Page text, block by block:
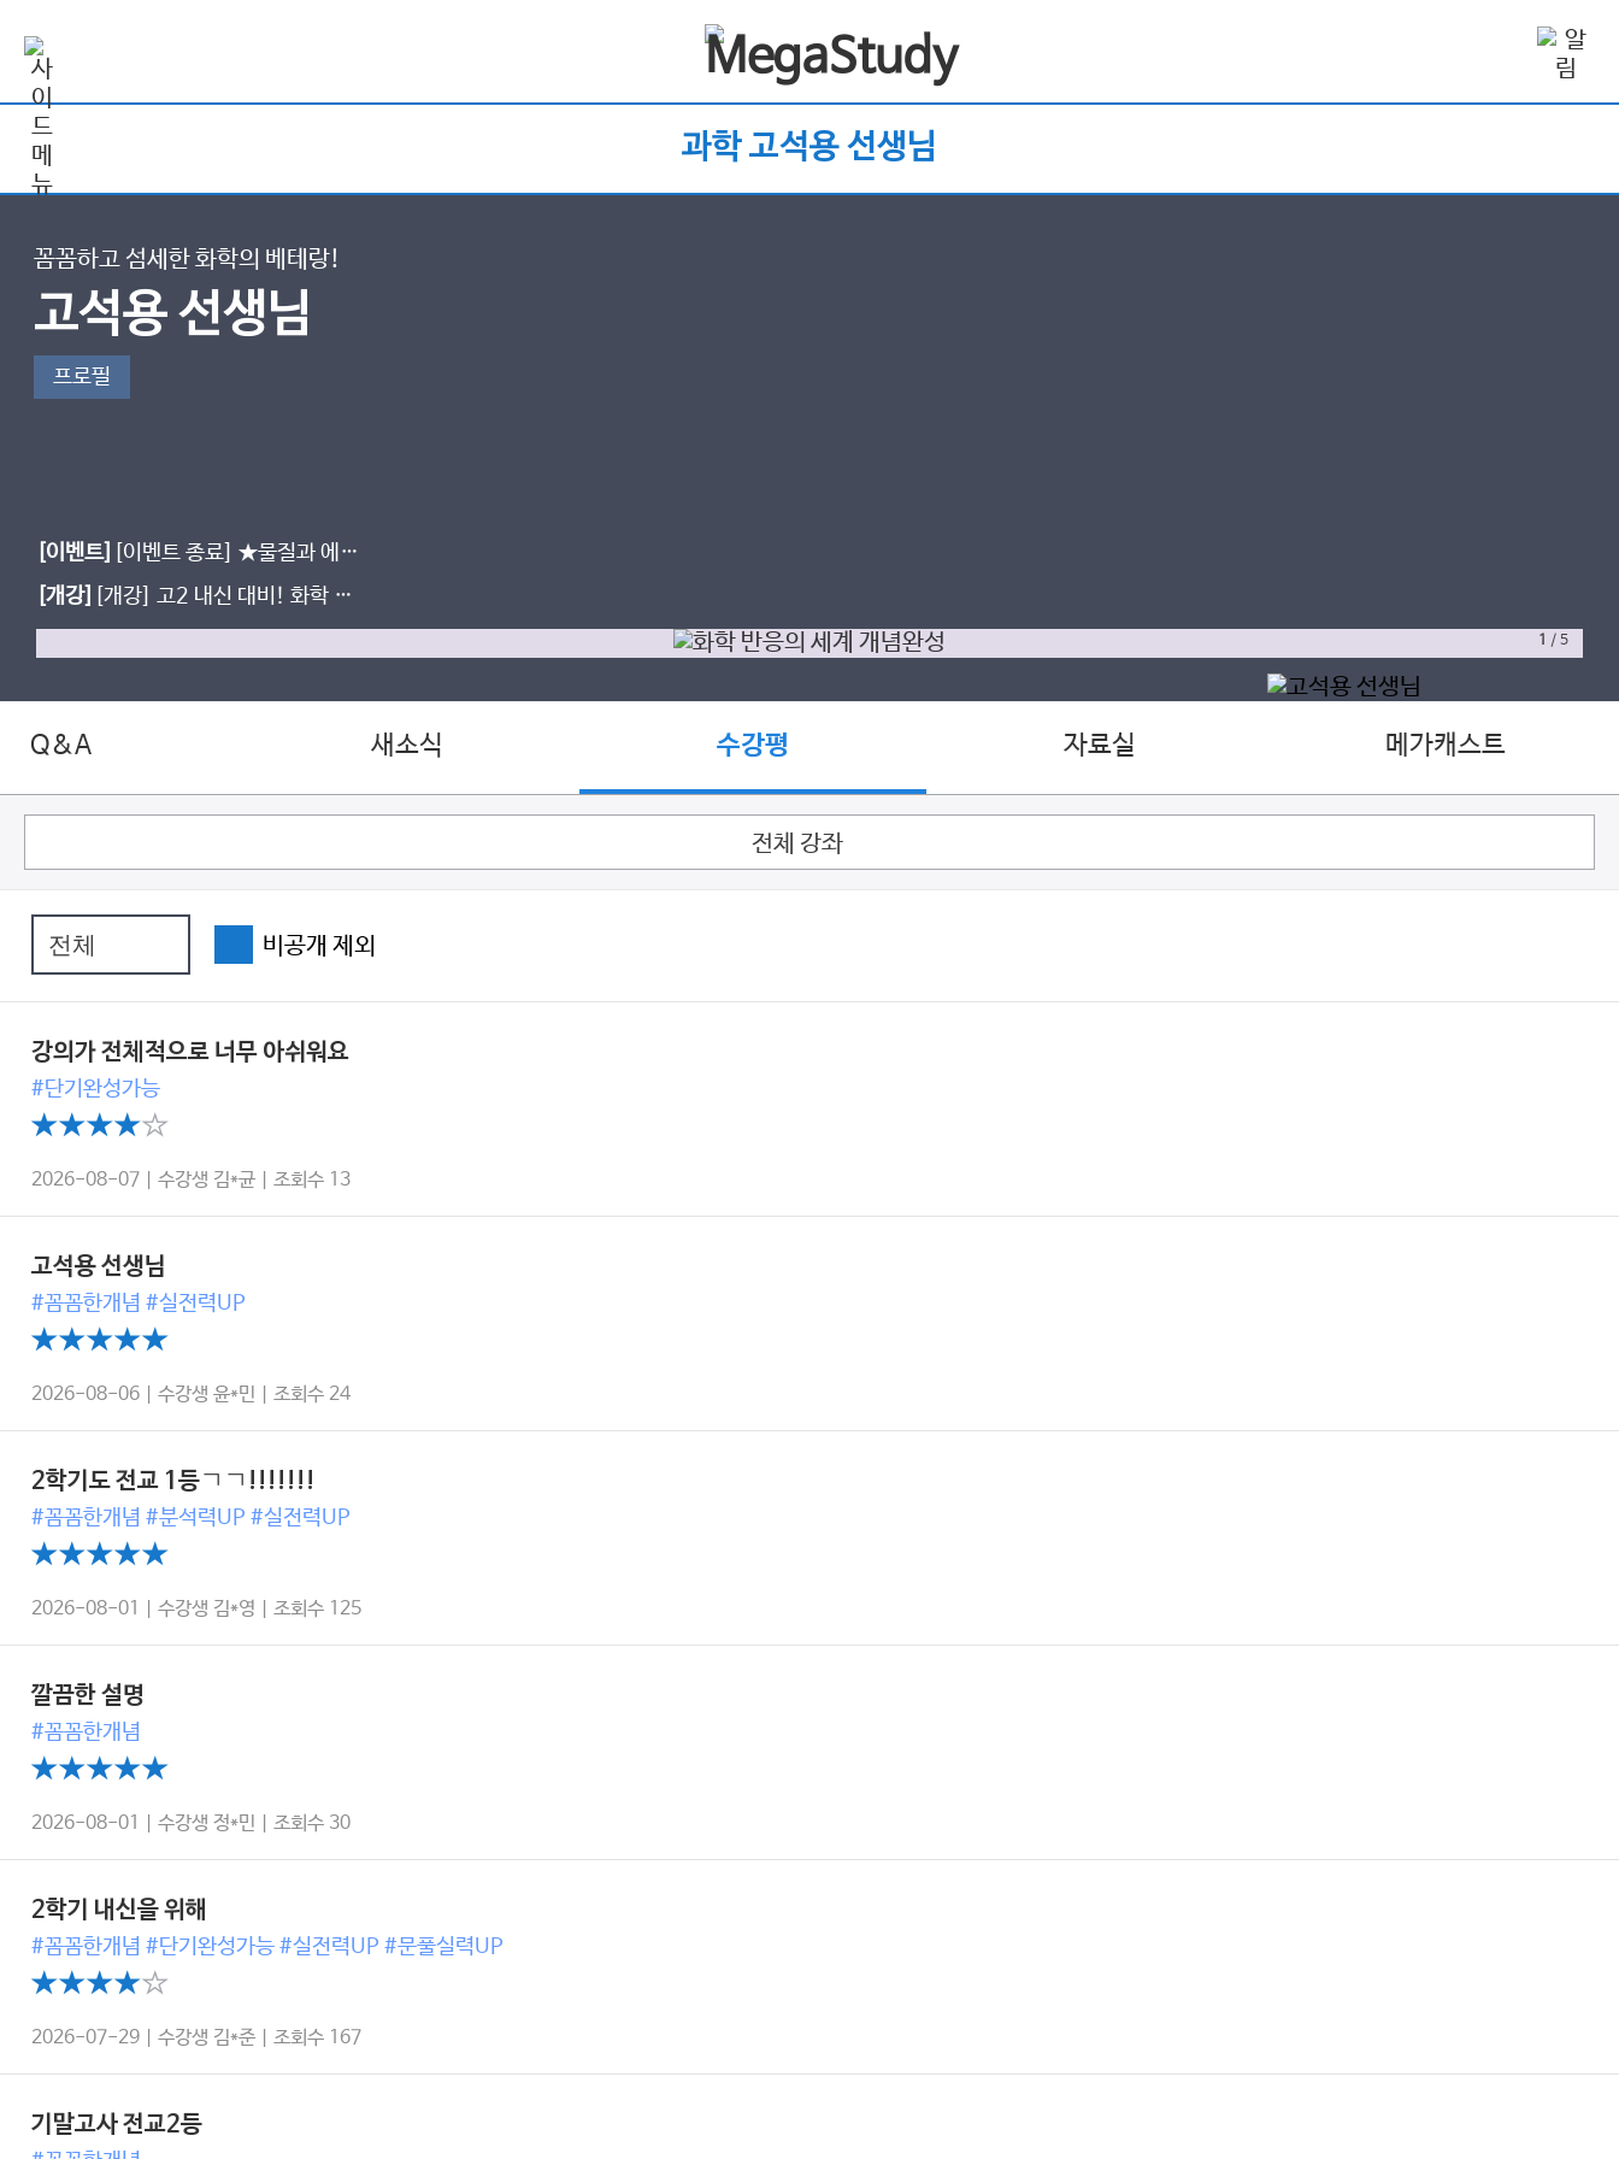
과학 고석용 선생님
꼼꼼하고 섬세한 화학의 베테랑!
고석용 선생님
프로필
[이벤트]
[이벤트 종료] ★물질과 에너
지★ 여름방학 학습 계획 남기고, 간식
받자!
[개강]
[개강] 고2 내신 대비! 화학 반
1 /5
Q&A 새소식 수강평 자료실 메가캐스트
전체 강좌
비공개 제외
강의가 전체적으로 너무 아쉬워요
#단기완성가능
2026-08-07 | 수강생 김*균 | 조회수 13
고석용 선생님
#꼼꼼한개념 #실전력UP
2026-08-06 | 수강생 윤*민 | 조회수 24
2학기도 전교 1등ㄱㄱ!!!!!!!
#꼼꼼한개념 #분석력UP #실전력UP
2026-08-01 | 수강생 김*영 | 조회수 125
깔끔한 설명
#꼼꼼한개념
2026-08-01 | 수강생 정*민 | 조회수 30
2학기 내신을 위해
#꼼꼼한개념 #단기완성가능 #실전력UP #문풀실력UP
2026-07-29 | 수강생 김*준 | 조회수 167
기말고사 전교2등